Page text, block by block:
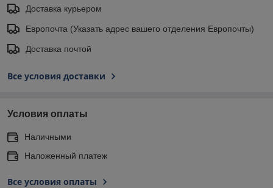
Доставка курьером
Европочта (Указать адрес вашего отделения Европочты)
Доставка почтой
Все условия доставки
Условия оплаты
Наличными
Наложенный платеж
Все условия оплаты